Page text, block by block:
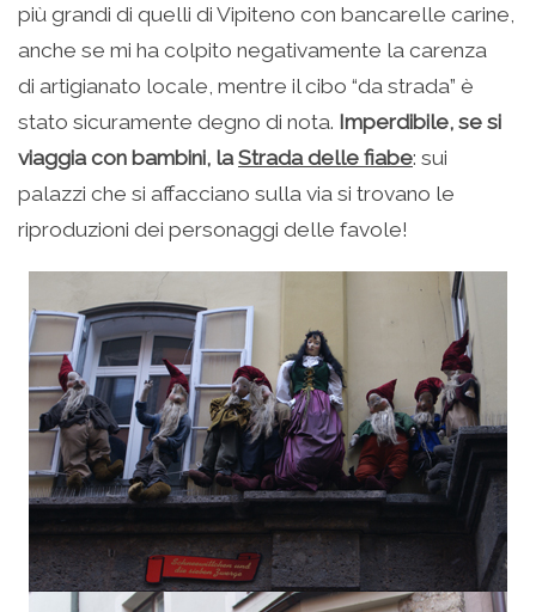
più grandi di quelli di Vipiteno con bancarelle carine,
anche se mi ha colpito negativamente la carenza
di artigianato locale, mentre il cibo “da strada” è
stato sicuramente degno di nota. Imperdibile, se si
viaggia con bambini, laStrada delle fiabe: sui
palazzi che si affacciano sulla via si trovano le
riproduzioni dei personaggi delle favole!